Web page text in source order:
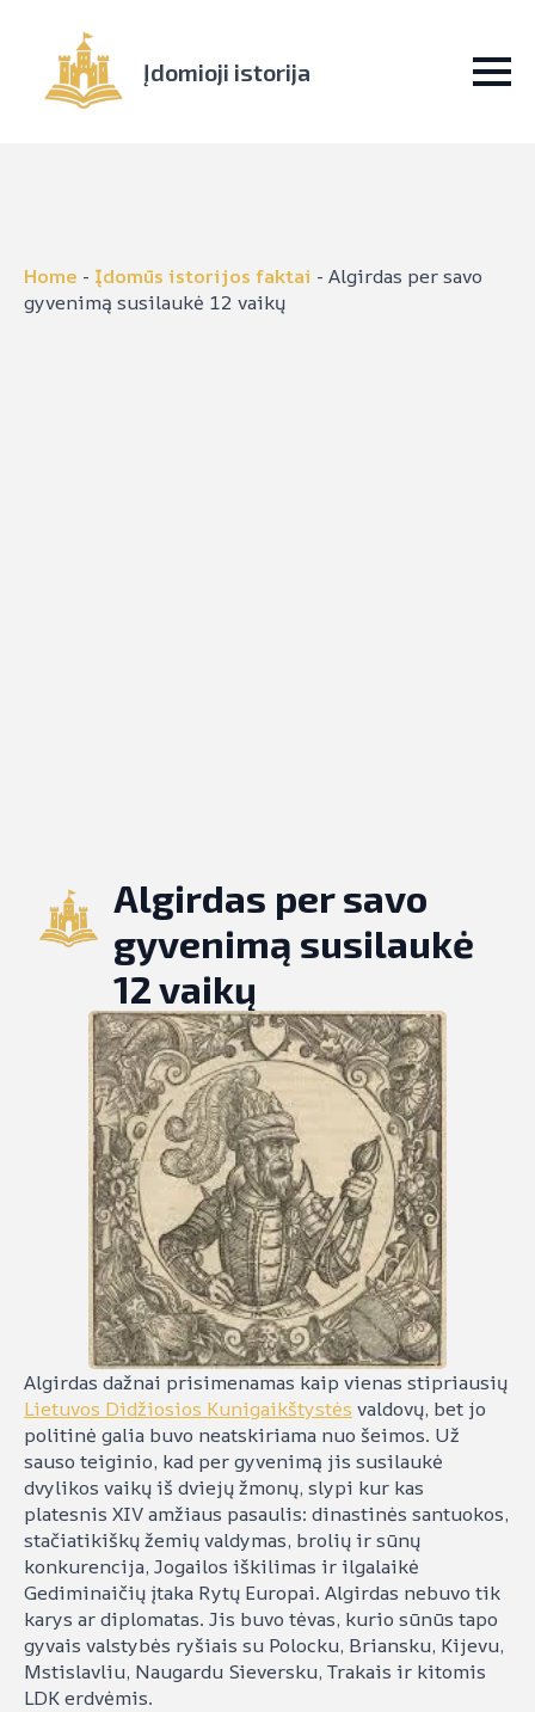
Įdomioji istorija
Home - Įdomūs istorijos faktai - Algirdas per savo
gyvenimą susilaukė 12 vaikų
Algirdas per savo
gyvenimą susilaukė
12 vaikų
Algirdas dažnai prisimenamas kaip vienas stipriausių
Lietuvos Didžiosios Kunigaikštystės valdovų, bet jo
politinė galia buvo neatskiriama nuo šeimos. Už
sauso teiginio, kad per gyvenimą jis susilaukė
dvylikos vaikų iš dviejų žmonų, slypi kur kas
platesnis XIV amžiaus pasaulis: dinastinės santuokos,
stačiatikiškų žemių valdymas, brolių ir sūnų
konkurencija, Jogailos iškilimas ir ilgalaikė
Gediminaičių įtaka Rytų Europai. Algirdas nebuvo tik
karys ar diplomatas. Jis buvo tėvas, kurio sūnūs tapo
gyvais valstybės ryšiais su Polocku, Briansku, Kijevu,
Mstislavliu, Naugardu Sieversku, Trakais ir kitomis
LDK erdvėmis.